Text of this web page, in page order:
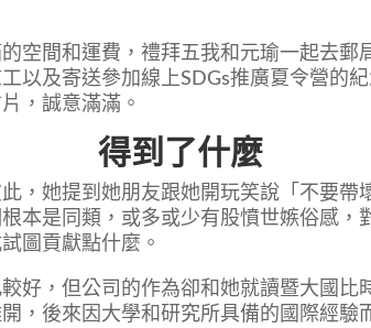
空間和運費，禮拜五我和元瑜一起去郵
以及寄送參加線上SDGs推廣夏令營的
，誠意滿滿。
得到了什麼
，她提到她朋友跟她開玩笑說「不要帶
本是同類，或多或少有股憤世嫉俗感，
圖貢獻點什麼。
好，但公司的作為卻和她就讀暨大國比
，後來因大學和研究所具備的國際經驗